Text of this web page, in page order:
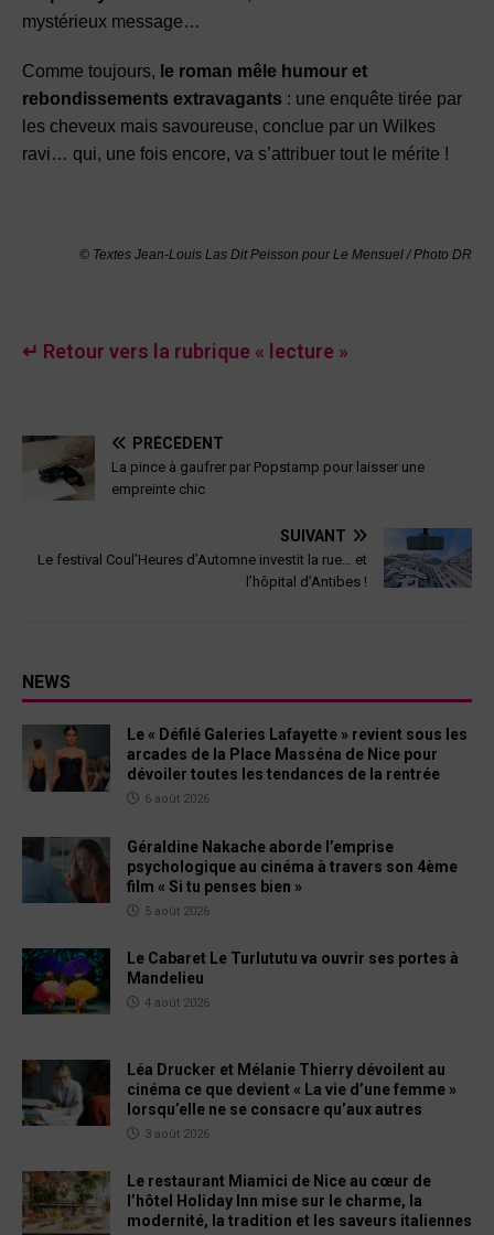
mystérieux message…
Comme toujours, le roman mêle humour et
rebondissements extravagants : une enquête tirée par
les cheveux mais savoureuse, conclue par un Wilkes
ravi… qui, une fois encore, va s’attribuer tout le mérite !
© Textes Jean-Louis Las Dit Peisson pour Le Mensuel / Photo DR
↵ Retour vers la rubrique « lecture »
PRÉCÉDENT
La pince à gaufrer par Popstamp pour laisser une
empreinte chic
SUIVANT
Le festival Coul’Heures d’Automne investit la rue… et
l’hôpital d’Antibes !
NEWS
Le « Défilé Galeries Lafayette » revient sous les
arcades de la Place Masséna de Nice pour
dévoiler toutes les tendances de la rentrée
6 août 2026
Géraldine Nakache aborde l’emprise
psychologique au cinéma à travers son 4ème
film « Si tu penses bien »
5 août 2026
Le Cabaret Le Turlututu va ouvrir ses portes à
Mandelieu
4 août 2026
Léa Drucker et Mélanie Thierry dévoilent au
cinéma ce que devient « La vie d’une femme »
lorsqu’elle ne se consacre qu’aux autres
3 août 2026
Le restaurant Miamici de Nice au cœur de
l’hôtel Holiday Inn mise sur le charme, la
modernité, la tradition et les saveurs italiennes